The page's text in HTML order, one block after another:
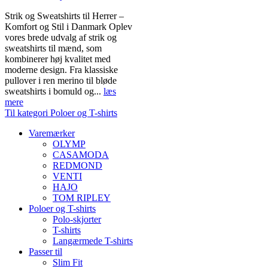
Strik og Sweatshirts til Herrer –
Komfort og Stil i Danmark Oplev
vores brede udvalg af strik og
sweatshirts til mænd, som
kombinerer høj kvalitet med
moderne design. Fra klassiske
pullover i ren merino til bløde
sweatshirts i bomuld og... læs
mere
Til kategori Poloer og T-shirts
Varemærker
OLYMP
CASAMODA
REDMOND
VENTI
HAJO
TOM RIPLEY
Poloer og T-shirts
Polo-skjorter
T-shirts
Langærmede T-shirts
Passer til
Slim Fit